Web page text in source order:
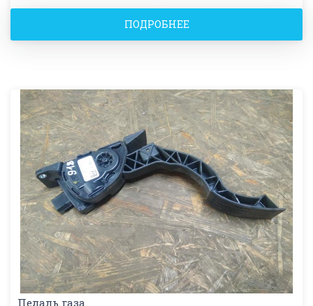
ПОДРОБНЕЕ
Педаль газа